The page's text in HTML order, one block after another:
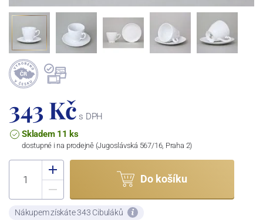
343 Kč s DPH
Skladem 11 ks
dostupné i na prodejně (Jugoslávská 567/16, Praha 2)
Do košíku
Nákupem získáte 343 Cibuláků